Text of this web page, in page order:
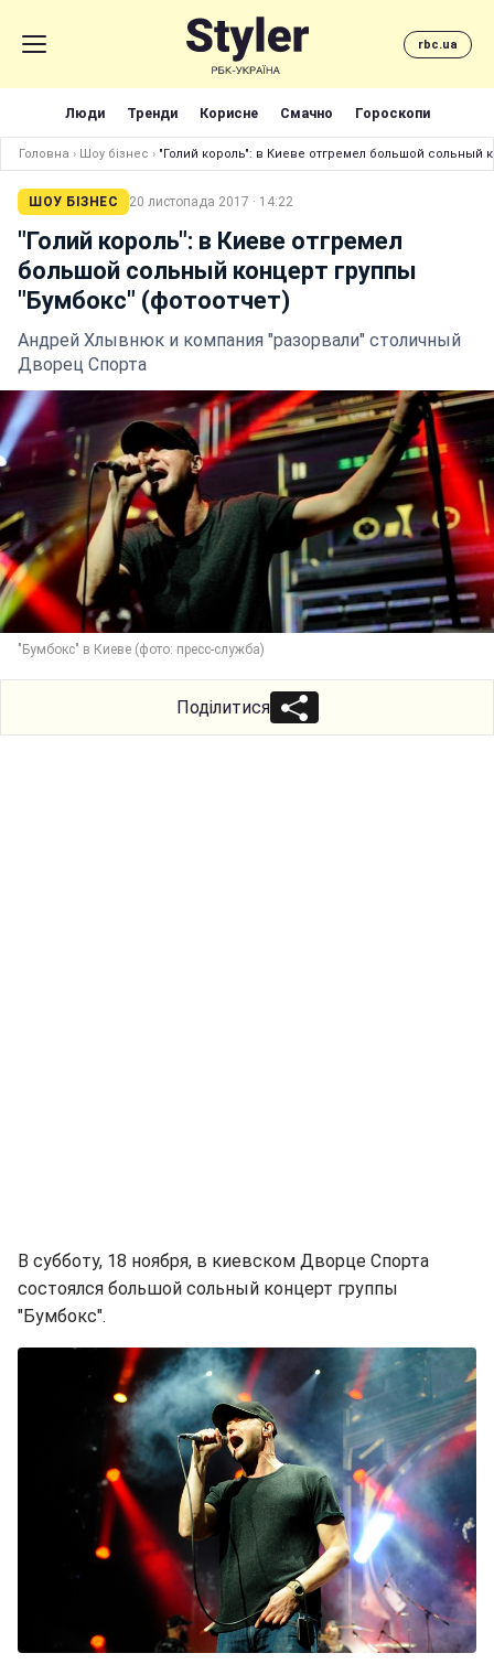
rbc.ua
Люди Тренди Корисне Смачно Гороскопи
Головна › Шоу бізнес › "Голий король": в Киеве отгремел большой сольный
ШОУ БІЗНЕС 20 листопада 2017 · 14:22
"Голий король": в Киеве отгремел
большой сольный концерт группы
"Бумбокс" (фотоотчет)
Андрей Хлывнюк и компания "разорвали" столичный
Дворец Спорта
"Бумбокс" в Киеве (фото: пресс-служба)
Поділитися
В субботу, 18 ноября, в киевском Дворце Спорта
состоялся большой сольный концерт группы
"Бумбокс".